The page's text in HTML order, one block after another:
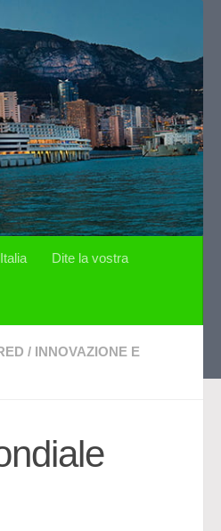
Dite la vostra
/ INNOVAZIONE E